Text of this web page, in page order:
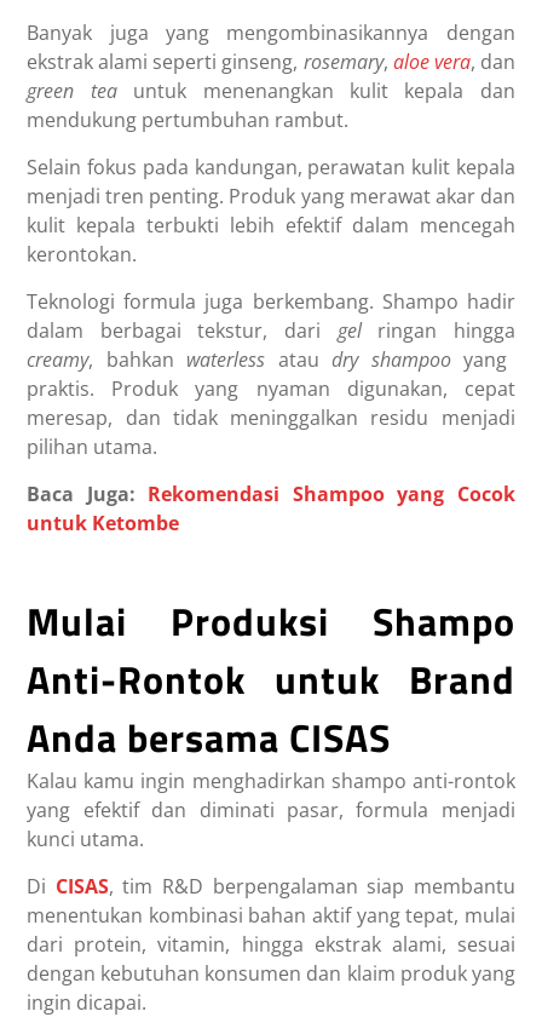
Banyak juga yang mengombinasikannya dengan
ekstrak alami seperti ginseng, rosemary, aloe vera, dan
green teauntuk menenangkan kulit kepala dan
mendukung pertumbuhan rambut.
Selain fokus pada kandungan, perawatan kulit kepala
menjadi tren penting. Produk yang merawat akar dan
kulit kepala terbukti lebih efektif dalam mencegah
kerontokan.
Teknologi formula juga berkembang. Shampo hadir
dalam berbagai tekstur, dari gel ringan hingga
creamy, bahkan waterless ataudry shampooyang
praktis. Produk yang nyaman digunakan, cepat
meresap, dan tidak meninggalkan residu menjadi
pilihan utama.
Baca Juga: Rekomendasi Shampoo yang Cocok
untuk Ketombe
Mulai Produksi Shampo
Anti-Rontok untuk Brand
Anda bersama CISAS
Kalau kamu ingin menghadirkan shampo anti-rontok
yang efektif dan diminati pasar, formula menjadi
kunci utama.
Di CISAS, tim R&D berpengalaman siap membantu
menentukan kombinasi bahan aktif yang tepat, mulai
dari protein, vitamin, hingga ekstrak alami, sesuai
dengan kebutuhan konsumen dan klaim produk yang
ingin dicapai.